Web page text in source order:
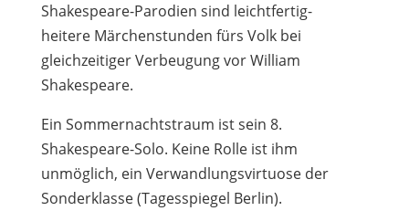
Shakespeare-Parodien sind leichtfertig-
heitere Märchenstunden fürs Volk bei
gleichzeitiger Verbeugung vor William
Shakespeare.
Ein Sommernachtstraum ist sein 8.
Shakespeare-Solo. Keine Rolle ist ihm
unmöglich, ein Verwandlungsvirtuose der
Sonderklasse (Tagesspiegel Berlin).